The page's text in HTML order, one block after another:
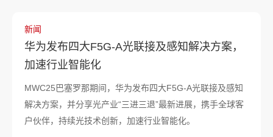
新闻
华为发布四大F5G-A光联接及感知解决方案，
加速行业智能化
MWC25巴塞罗那期间，华为发布四大F5G-A光联接及感知
解决方案，并分享光产业“三进三退”最新进展，携手全球客
户伙伴，持续光技术创新，加速行业智能化。